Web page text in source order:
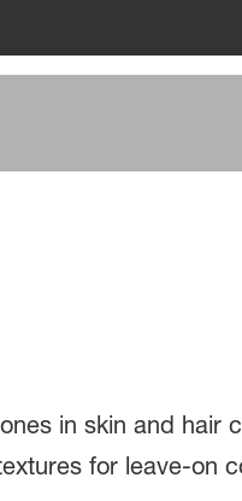
in skin and hair
for leave-on